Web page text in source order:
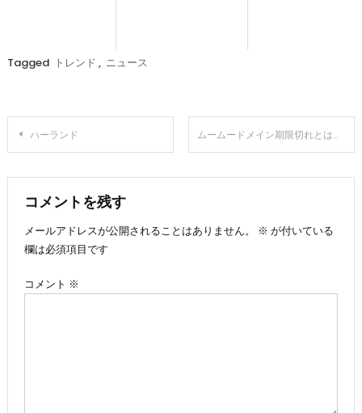
Tagged トレンド , ニュース
投
稿
ナ
ビ
ゲ
ハーランド ムームードメイン期限切れとは？あなたのウェブサイトを安全かつスムーズに運営するための手引き。
コメントを残す
メールアドレスが公開されることはありません。
※ が付いている
欄は必須項目です
コメント ※